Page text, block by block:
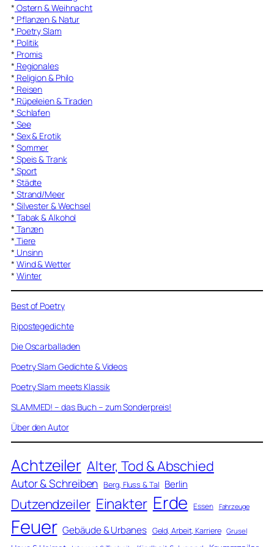
* Ostern & Weihnacht
* Pflanzen & Natur
* Poetry Slam
* Politik
* Promis
* Regionales
* Religion & Philo
* Reisen
* Rüpeleien & Tiraden
* Schlafen
* See
* Sex & Erotik
* Sommer
* Speis & Trank
* Sport
* Städte
* Strand/Meer
* Silvester & Wechsel
* Tabak & Alkohol
* Tanzen
* Tiere
* Unsinn
* Wind & Wetter
* Winter
Best of Poetry
Ripostegedichte
Die Oscarballaden
Poetry Slam Gedichte & Videos
Poetry Slam meets Klassik
SLAMMED! – das Buch – zum Sonderpreis!
Über den Autor
Achtzeiler Alter, Tod & Abschied
Autor & Schreiben Berg, Fluss & Tal Berlin
Dutzendzeiler Einakter Erde Essen Fahrzeuge
Feuer Gebäude & Urbanes Geld, Arbeit, Karriere Grusel